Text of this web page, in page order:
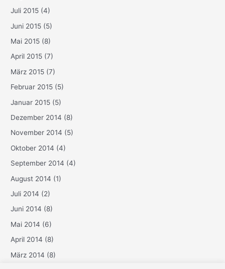
Juli 2015 (4)
Juni 2015 (5)
Mai 2015 (8)
April 2015 (7)
März 2015 (7)
Februar 2015 (5)
Januar 2015 (5)
Dezember 2014 (8)
November 2014 (5)
Oktober 2014 (4)
September 2014 (4)
August 2014 (1)
Juli 2014 (2)
Juni 2014 (8)
Mai 2014 (6)
April 2014 (8)
März 2014 (8)